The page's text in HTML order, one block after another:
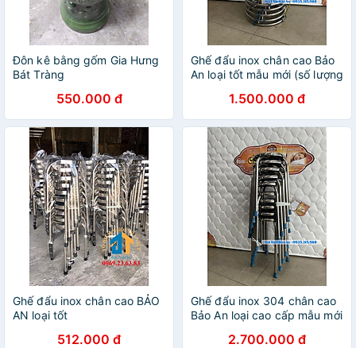
Đôn kê bằng gốm Gia Hưng
Bát Tràng
550.000 đ
Ghế đẩu inox chân cao Bảo
An loại tốt mẫu mới (số lượng
1.500.000 đ
Ghế đẩu inox chân cao BẢO
AN loại tốt
512.000 đ
Ghế đẩu inox 304 chân cao
Bảo An loại cao cấp mẫu mới
2.700.000 đ